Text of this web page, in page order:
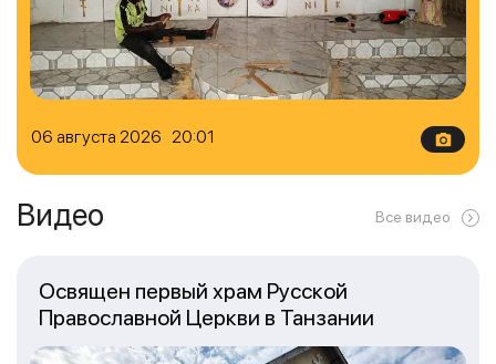
06 августа 2026 20:01
Видео Все видео
Освящен первый храм Русской
Православной Церкви в Танзании